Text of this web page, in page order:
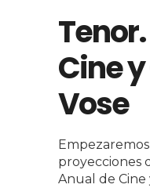
Cine
Vose
proyecciones
Anual de Cine